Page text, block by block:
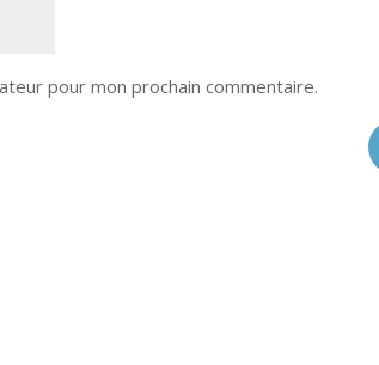
pour mon prochain commentaire.